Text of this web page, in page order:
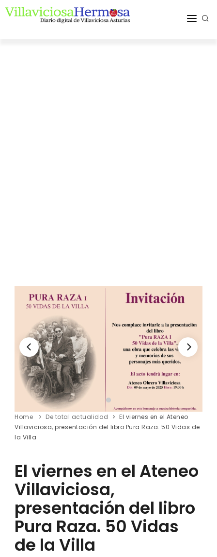
Home De total actualidad
El viernes en el Ateneo
Villaviciosa, presentación del libro Pura Raza. 50 Vidas de
la Villa
El viernes en el Ateneo
Villaviciosa,
presentación del libro
Pura Raza. 50 Vidas
de la Villa